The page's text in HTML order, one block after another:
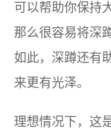
可以帮助你保持
那么很容易将深
如此，深蹲还有
来更有光泽。
理想情况下，这